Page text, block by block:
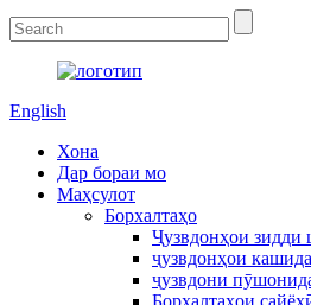
English
Хона
Дар бораи мо
Маҳсулот
Борхалтаҳо
Ҷузвдонҳои зидди
ҷузвдонҳои
ҷузвдони
Борхалтаҳои